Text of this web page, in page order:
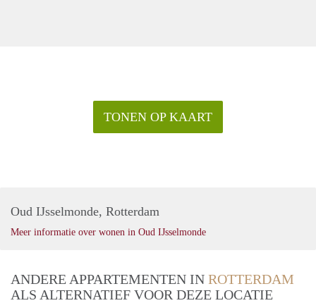
TONEN OP KAART
Oud IJsselmonde, Rotterdam
Meer informatie over wonen in Oud IJsselmonde
ANDERE APPARTEMENTEN IN ROTTERDAM
ALS ALTERNATIEF VOOR DEZE LOCATIE